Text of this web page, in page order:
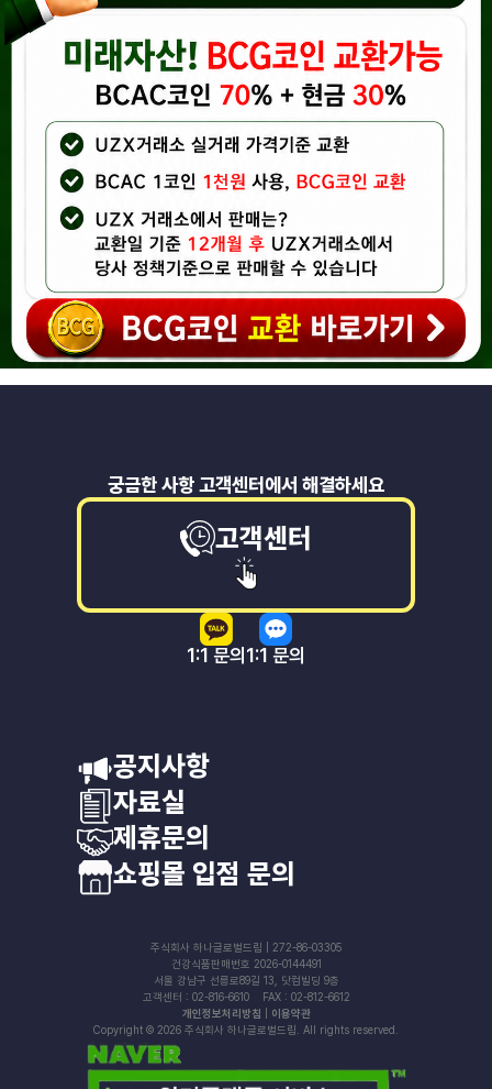
궁금한 사항 고객센터에서 해결하세요
고객센터
1:1 문의 1:1 문의
공지사항
자료실
제휴문의
쇼핑몰 입점 문의
주식회사 하나글로벌드림 | 272-86-03305
건강식품판매번호 2026-0144491
서울 강남구 선릉로89길 13, 닷컴빌딩 9층
고객센터 : 02-816-6610 FAX : 02-812-6612
개인정보처리방침
이용약관
Copyright © 2026 주식회사 하나글로벌드림. All rights reserved.